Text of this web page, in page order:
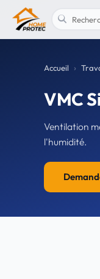
Accueil
VMC
Ventilation
l'humidité.